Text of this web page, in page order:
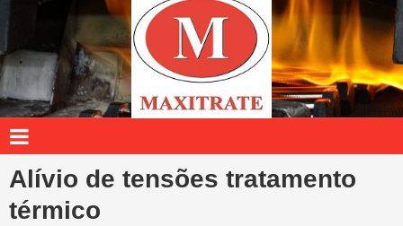
Alívio de tensões tratamento
térmico